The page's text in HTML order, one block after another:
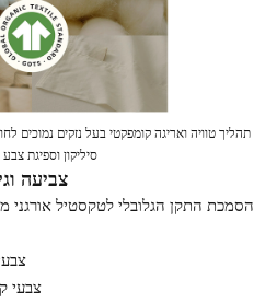
תהליך טוויה ואריגה קומפקטי בעל נזקים נמוכים
סיליקון וספיגת
3.2 צביעה
הסמכת התקן הגלובלי לטקסטיל אורגני
צבעי